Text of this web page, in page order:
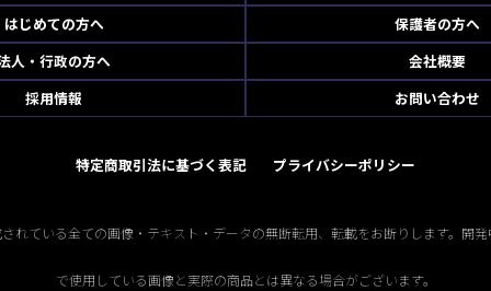
はじめての方へ
保護者の方へ
人・行政の方へ
会社概要
採用情報
お問い合わせ
特定商取引法に基づく表記 プライバシーポリシー
れている全ての画像・テキスト・データの無断転用、転載をお断りします。開
で使用している画像と実際の商品とは異なる場合がございます。